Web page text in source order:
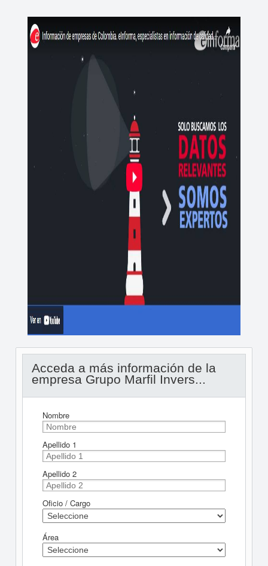
Acceda a más información de la
empresa Grupo Marfil Invers...
Nombre
Apellido 1
Apellido 2
Oficio / Cargo
Área